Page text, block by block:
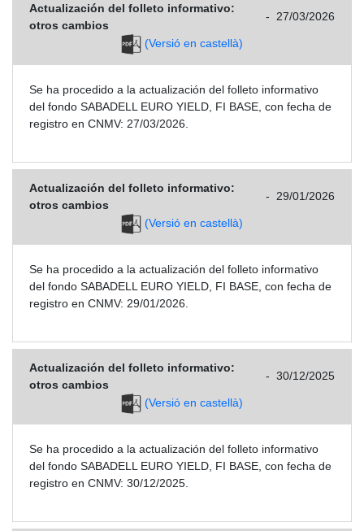
Actualización del folleto informativo:
otros cambios
- 27/03/2026
(Versió en castellà)
Se ha procedido a la actualización del folleto informativo
del fondo SABADELL EURO YIELD, FI BASE, con fecha de
registro en CNMV: 27/03/2026.
Actualización del folleto informativo:
otros cambios
- 29/01/2026
(Versió en castellà)
Se ha procedido a la actualización del folleto informativo
del fondo SABADELL EURO YIELD, FI BASE, con fecha de
registro en CNMV: 29/01/2026.
Actualización del folleto informativo:
otros cambios
- 30/12/2025
(Versió en castellà)
Se ha procedido a la actualización del folleto informativo
del fondo SABADELL EURO YIELD, FI BASE, con fecha de
registro en CNMV: 30/12/2025.